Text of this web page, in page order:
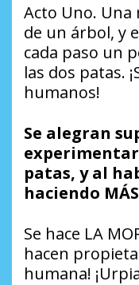
Acto Uno. Una
de un árbol, y
cada paso un
las dos patas.
humanos!
Se alegran
experimentar
patas, y al
haciendo
Se hace LA
hacen
humana!